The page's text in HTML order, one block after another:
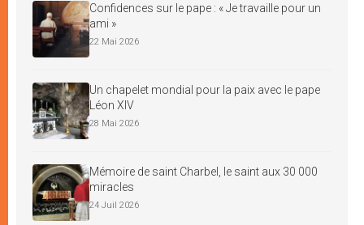
Confidences sur le pape : « Je travaille pour un
ami »
22 Mai 2026
Un chapelet mondial pour la paix avec le pape
Léon XIV
28 Mai 2026
Mémoire de saint Charbel, le saint aux 30 000
miracles
24 Juil 2026